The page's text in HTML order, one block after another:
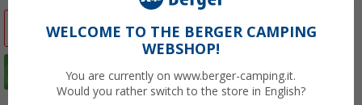
-20%WELCOME TO THE BERGER CAMPING
WEBSHOP!
You are currently on www.berger-camping.it.
Would you rather switch to the store in English?